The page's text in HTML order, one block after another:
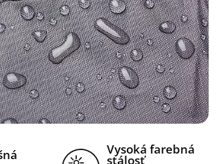
Vysoká farebná
stálosť